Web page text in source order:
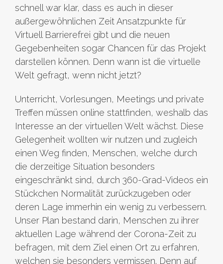
schnell war klar, dass es auch in dieser
außergewöhnlichen Zeit Ansatzpunkte für
Virtuell Barrierefrei gibt und die neuen
Gegebenheiten sogar Chancen für das Projekt
darstellen können. Denn wann ist die virtuelle
Welt gefragt, wenn nicht jetzt?
Unterricht, Vorlesungen, Meetings und private
Treffen müssen online stattfinden, weshalb das
Interesse an der virtuellen Welt wächst. Diese
Gelegenheit wollten wir nutzen und zugleich
einen Weg finden, Menschen, welche durch
die derzeitige Situation besonders
eingeschränkt sind, durch 360-Grad-Videos ein
Stückchen Normalität zurückzugeben oder
deren Lage immerhin ein wenig zu verbessern.
Unser Plan bestand darin, Menschen zu ihrer
aktuellen Lage während der Corona-Zeit zu
befragen, mit dem Ziel einen Ort zu erfahren,
welchen sie besonders vermissen. Denn auf